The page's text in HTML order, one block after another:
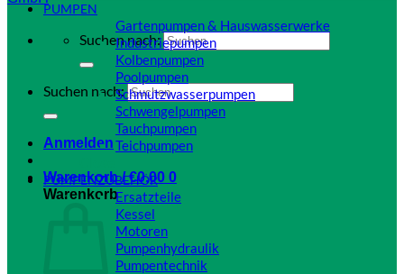
Suchen nach:
Suchen nach:
Anmelden
Warenkorb /€0,00 0
Warenkorb
PUMPEN
Gartenpumpen & Hauswasserwerke
Industriepumpen
Kolbenpumpen
Poolpumpen
Schmutzwasserpumpen
Schwengelpumpen
Tauchpumpen
Teichpumpen
PUMPENZUBEHÖR
Ersatzteile
Kessel
Motoren
Pumpenhydraulik
Pumpentechnik